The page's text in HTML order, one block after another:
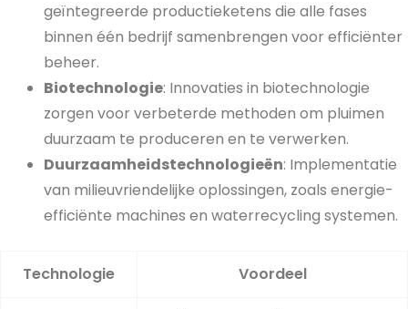
geïntegreerde productieketens die alle fases
binnen één bedrijf samenbrengen voor efficiënter
beheer.
Biotechnologie: Innovaties in biotechnologie
zorgen voor verbeterde methoden om pluimen
duurzaam te produceren en te verwerken.
Duurzaamheidstechnologieën: Implementatie
van milieuvriendelijke oplossingen, zoals energie-
efficiënte machines en waterrecycling systemen.
Technologie Voordeel